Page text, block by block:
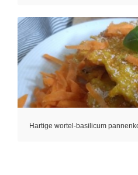
Hartige wortel-basilicum